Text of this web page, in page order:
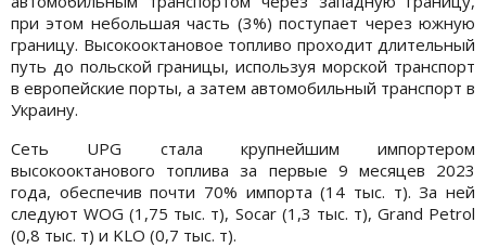
при этом небольшая часть (3%) поступает через южную
границу. Высокооктановое топливо проходит длительный
путь до польской границы, используя морской транспорт
в европейские порты, а затем автомобильный транспорт в
Украину.
Сеть UPG стала крупнейшим импортером
высокооктанового топлива за первые 9 месяцев 2023
года, обеспечив почти 70% импорта (14 тыс. т). За ней
следуют WOG (1,75 тыс. т), Socar (1,3 тыс. т), Grand Petrol
(0,8 тыс. т) и KLO (0,7 тыс. т).